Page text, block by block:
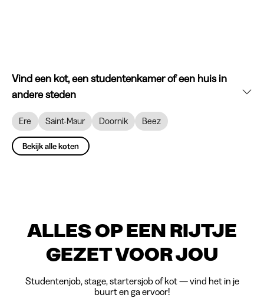
Vind een kot, een studentenkamer of een huis in
andere steden
Ere Saint-Maur Doornik Beez
Bekijk alle koten
ALLES OP EEN RIJTJE
GEZET VOOR JOU
Studentenjob, stage, startersjob of kot — vind het in je
buurt en ga ervoor!